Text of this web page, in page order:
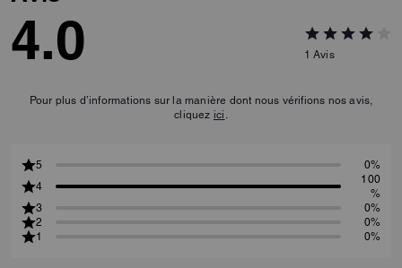
4.0 1 Avis
Pour plus d’informations sur la manière dont nous vérifions nos avis,
cliquez ici
5
0%
4
100
%
3
0%
2
0%
1
0%